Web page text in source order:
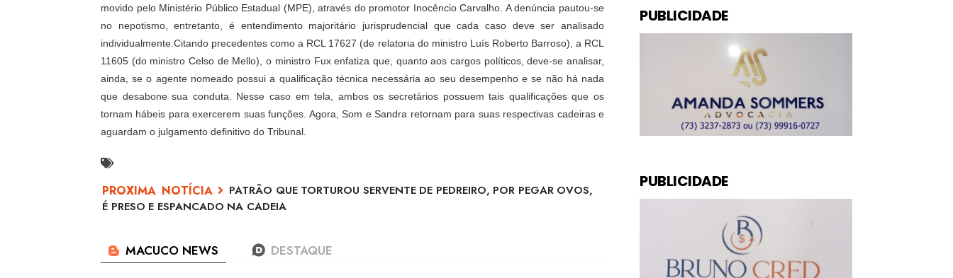
movido pelo Ministério Público Estadual (MPE), através do promotor Inocêncio Carvalho. A denúncia pautou-se
no nepotismo, entretanto, é entendimento majoritário jurisprudencial que cada caso deve ser analisado
individualmente.Citando precedentes como a RCL 17627 (de relatoria do ministro Luís Roberto Barroso), a RCL
11605 (do ministro Celso de Mello), o ministro Fux enfatiza que, quanto aos cargos políticos, deve-se analisar,
ainda, se o agente nomeado possui a qualificação técnica necessária ao seu desempenho e se não há nada
que desabone sua conduta. Nesse caso em tela, ambos os secretários possuem tais qualificações que os
tornam hábeis para exercerem suas funções. Agora, Som e Sandra retornam para suas respectivas cadeiras e
aguardam o julgamento definitivo do Tribunal.
PATRÃO QUE TORTUROU SERVENTE DE PEDREIRO, POR PEGAR OVOS,
É PRESO E ESPANCADO NA CADEIA
PUBLICIDADE
PUBLICIDADE